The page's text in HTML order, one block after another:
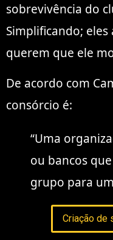
sobrevivência do
Simplificando;
querem que ele
De acordo com
consórcio é:
“Uma
ou bancos
grupo para
Criação de